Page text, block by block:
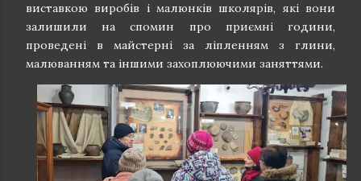
виставкою виробів і малюнків школярів, які вони
залишили на спомин про приємні години,
проведені в майстерні за ліпленням з глини,
малюванням та іншими захоплюючими заняттями.